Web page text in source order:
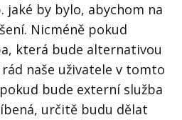
jaké by bylo, abychom na
Nicméně pokud
která bude alternativou
naše uživatele v tomto
bude externí služba
určitě budu dělat